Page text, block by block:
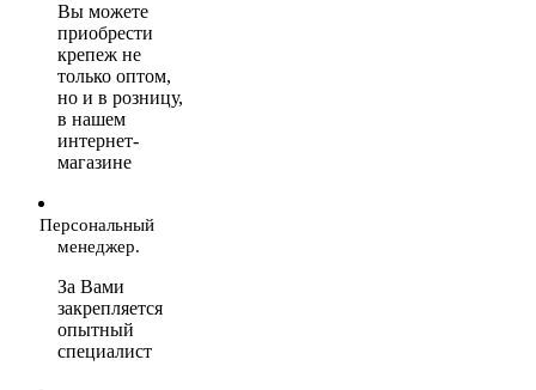
Вы можете
приобрести
крепеж не
только оптом,
но и в розницу,
в нашем
интернет-
магазине
Персональный
менеджер.
За Вами
закрепляется
опытный
специалист